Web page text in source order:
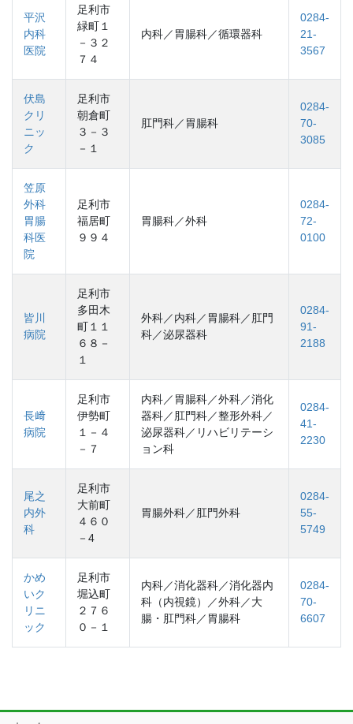
平沢
内科
医院
足利市
緑町１
－３２
７４
内科／胃腸科／循環器科
0284-
21-
3567
伏島
クリ
ニッ
ク
足利市
朝倉町
３－３
－１
肛門科／胃腸科
0284-
70-
3085
笠原
外科
胃腸
科医
院
足利市
福居町
９９４
胃腸科／外科
0284-
72-
0100
皆川
病院
足利市
多田木
町１１
６８－
１
外科／内科／胃腸科／肛門
科／泌尿器科
0284-
91-
2188
長﨑
病院
足利市
伊勢町
１－４
－７
内科／胃腸科／外科／消化
器科／肛門科／整形外科／
泌尿器科／リハビリテーシ
ョン科
0284-
41-
2230
尾之
内外
科
足利市
大前町
４６０
－4
胃腸外科／肛門外科
0284-
55-
5749
かめ
いク
リニ
ック
足利市
堀込町
２７６
０－１
内科／消化器科／消化器内
科（内視鏡）／外科／大
腸・肛門科／胃腸科
0284-
70-
6607